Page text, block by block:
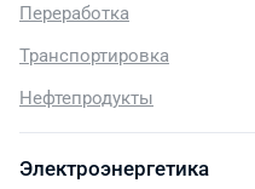
Переработка
Транспортировка
Нефтепродукты
Электроэнергетика